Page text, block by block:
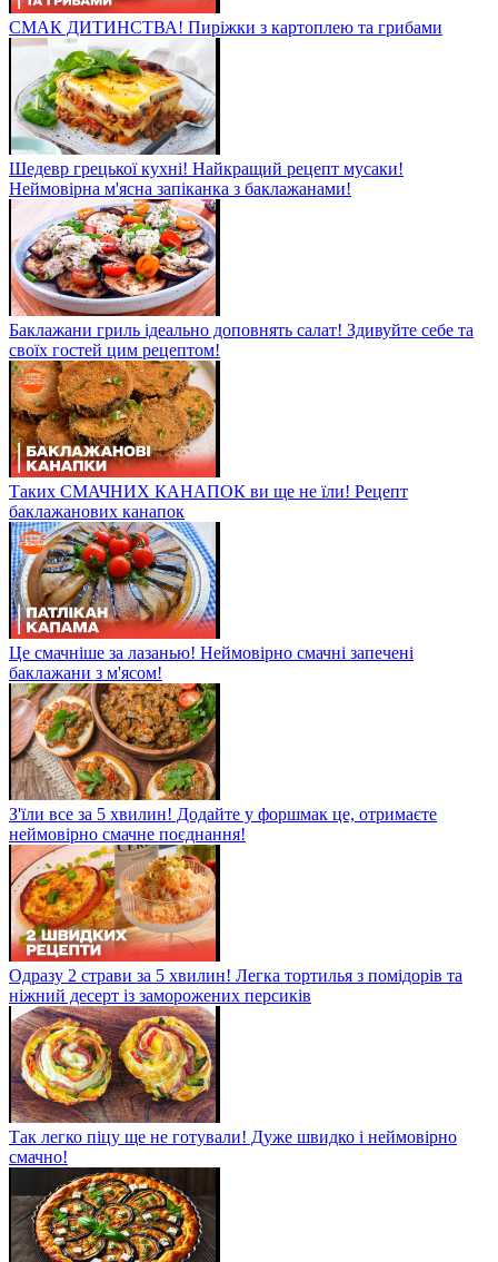
СМАК ДИТИНСТВА! Пиріжки з картоплею та грибами
Шедевр грецької кухні! Найкращий рецепт мусаки!
Неймовірна м'ясна запіканка з баклажанами!
Баклажани гриль ідеально доповнять салат! Здивуйте себе та
своїх гостей цим рецептом!
Таких СМАЧНИХ КАНАПОК ви ще не їли! Рецепт
баклажанових канапок
Це смачніше за лазанью! Неймовірно смачні запечені
баклажани з м'ясом!
З'їли все за 5 хвилин! Додайте у форшмак це, отримаєте
неймовірно смачне поєднання!
Одразу 2 страви за 5 хвилин! Легка тортилья з помідорів та
ніжний десерт із заморожених персиків
Так легко піцу ще не готували! Дуже швидко і неймовірно
смачно!